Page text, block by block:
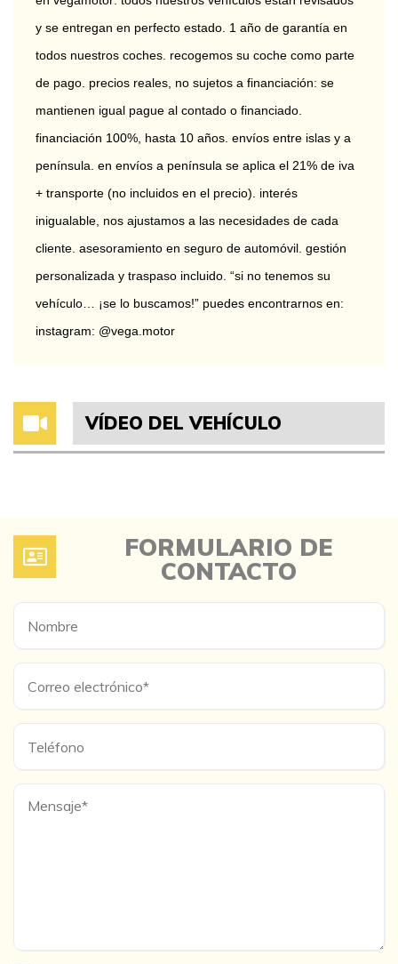
y se entregan en perfecto estado. 1 año de garantía en
todos nuestros coches. recogemos su coche como parte
de pago. precios reales, no sujetos a financiación: se
mantienen igual pague al contado o financiado.
financiación 100%, hasta 10 años. envíos entre islas y a
península. en envíos a península se aplica el 21% de iva
+ transporte (no incluidos en el precio). interés
inigualable, nos ajustamos a las necesidades de cada
cliente. asesoramiento en seguro de automóvil. gestión
personalizada y traspaso incluido. “si no tenemos su
vehículo… ¡se lo buscamos!” puedes encontrarnos en:
instagram: @vega.motor
VÍDEO DEL VEHÍCULO
FORMULARIO DE
CONTACTO